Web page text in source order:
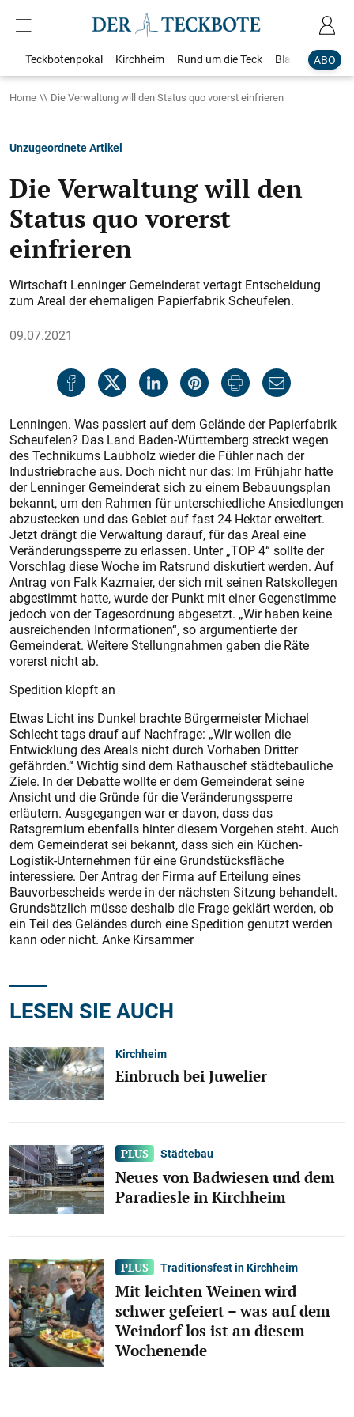
ABO
Teckbotenpokal Kirchheim Rund um die Teck Blaulicht
Home Die Verwaltung will den Status quo vorerst einfrieren
Unzugeordnete Artikel
Die Verwaltung will den
Status quo vorerst
einfrieren
Wirtschaft Lenninger Gemeinderat vertagt Entscheidung
zum Areal der ehemaligen Papierfabrik Scheufelen.
09.07.2021
Lenningen. Was passiert auf dem Gelände der Papierfabrik
Scheufelen? Das Land Baden-Württemberg streckt wegen
des Technikums Laubholz wieder die Fühler nach der
Industriebrache aus. Doch nicht nur das: Im Frühjahr hatte
der Lenninger Gemeinderat sich zu einem Bebauungsplan
bekannt, um den Rahmen für unterschiedliche Ansiedlungen
abzustecken und das Gebiet auf fast 24 Hektar erweitert.
Jetzt drängt die Verwaltung darauf, für das Areal eine
Veränderungssperre zu erlassen. Unter „TOP 4“ sollte der
Vorschlag diese Woche im Ratsrund diskutiert werden. Auf
Antrag von Falk Kazmaier, der sich mit seinen Ratskollegen
abgestimmt hatte, wurde der Punkt mit einer Gegenstimme
jedoch von der Tagesordnung abgesetzt. „Wir haben keine
ausreichenden Informationen“, so argumentierte der
Gemeinderat. Weitere Stellungnahmen gaben die Räte
vorerst nicht ab.
Spedition klopft an
Etwas Licht ins Dunkel brachte Bürgermeister Michael
Schlecht tags drauf auf Nachfrage: „Wir wollen die
Entwicklung des Areals nicht durch Vorhaben Dritter
gefährden.“ Wichtig sind dem Rathauschef städtebauliche
Ziele. In der Debatte wollte er dem Gemeinderat seine
Ansicht und die Gründe für die Veränderungssperre
erläutern. Ausgegangen war er davon, dass das
Ratsgremium ebenfalls hinter diesem Vorgehen steht. Auch
dem Gemeinderat sei bekannt, dass sich ein Küchen-
Logistik-Unternehmen für eine Grundstücksfläche
interessiere. Der Antrag der Firma auf Erteilung eines
Bauvorbescheids werde in der nächsten Sitzung behandelt.
Grundsätzlich müsse deshalb die Frage geklärt werden, ob
ein Teil des Geländes durch eine Spedition genutzt werden
kann oder nicht. Anke Kirsammer
LESEN SIE AUCH
Kirchheim
Einbruch bei Juwelier
Städtebau
Neues von Badwiesen und dem
Paradiesle in Kirchheim
Traditionsfest in Kirchheim
Mit leichten Weinen wird
schwer gefeiert – was auf dem
Weindorf los ist an diesem
Wochenende